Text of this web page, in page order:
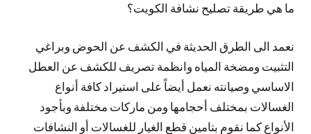
ما هي طريقة تصليح نشافة الكويت؟
نعمد الى الطرق الحديثة في الكشف عن الحوض وبراغي
التثبيت ومضخة المياه وانظمة تصريف للكشف عن العطل
الاساسي وصيانته نعمل أيضاً على استيراد كافة أنواع
الغسالات بمختلف أحجامها ومن ماركات مختلفة وبأجود
الأنواع كما نقوم بتامين قطع الغيار للغسالات أو النشافات